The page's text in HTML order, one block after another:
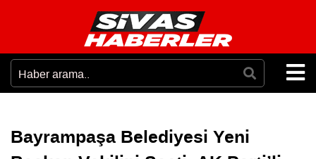
Bayrampaşa Belediyesi Yeni